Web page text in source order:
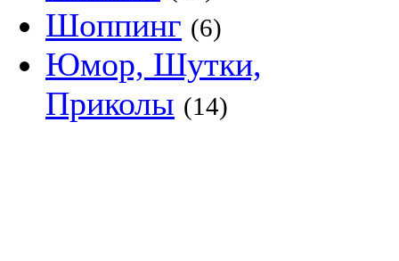
Шоппинг (6)
Юмор, Шутки,
Приколы (14)